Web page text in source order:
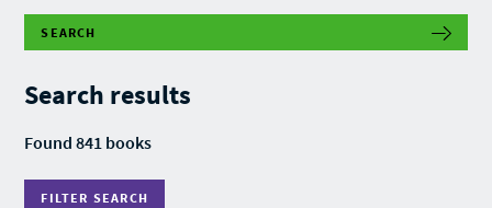
SEARCH
Search results
Found 841 books
FILTER SEARCH
F
T
S
A
R